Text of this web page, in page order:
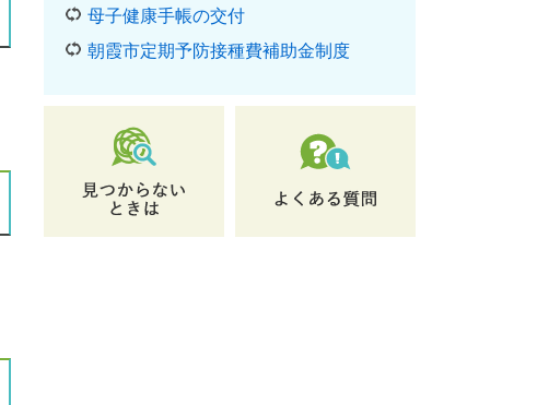
母子健康手帳の交付
朝霞市定期予防接種費補助金制度